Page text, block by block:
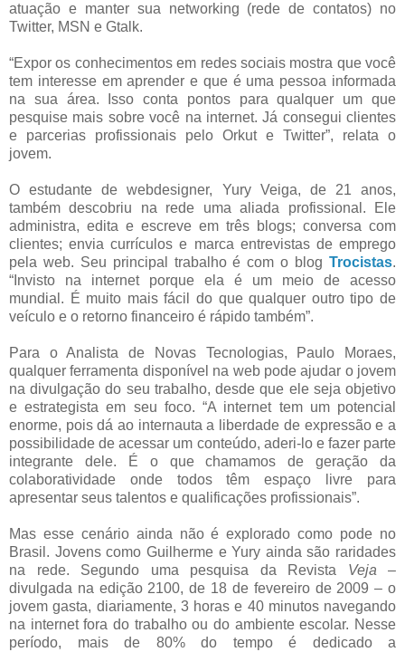
atuação e manter sua networking (rede de contatos) no
Twitter, MSN e Gtalk.
“Expor os conhecimentos em redes sociais mostra que você
tem interesse em aprender e que é uma pessoa informada
na sua área. Isso conta pontos para qualquer um que
pesquise mais sobre você na internet. Já consegui clientes
e parcerias profissionais pelo Orkut e Twitter”, relata o
jovem.
O estudante de webdesigner, Yury Veiga, de 21 anos,
também descobriu na rede uma aliada profissional. Ele
administra, edita e escreve em três blogs; conversa com
clientes; envia currículos e marca entrevistas de emprego
pela web. Seu principal trabalho é com o blog Trocistas.
“Invisto na internet porque ela é um meio de acesso
mundial. É muito mais fácil do que qualquer outro tipo de
veículo e o retorno financeiro é rápido também”.
Para o Analista de Novas Tecnologias, Paulo Moraes,
qualquer ferramenta disponível na web pode ajudar o jovem
na divulgação do seu trabalho, desde que ele seja objetivo
e estrategista em seu foco. “A internet tem um potencial
enorme, pois dá ao internauta a liberdade de expressão e a
possibilidade de acessar um conteúdo, aderi-lo e fazer parte
integrante dele. É o que chamamos de geração da
colaboratividade onde todos têm espaço livre para
apresentar seus talentos e qualificações profissionais”.
Mas esse cenário ainda não é explorado como pode no
Brasil. Jovens como Guilherme e Yury ainda são raridades
na rede. Segundo uma pesquisa da Revista Veja –
divulgada na edição 2100, de 18 de fevereiro de 2009 – o
jovem gasta, diariamente, 3 horas e 40 minutos navegando
na internet fora do trabalho ou do ambiente escolar. Nesse
período, mais de 80% do tempo é dedicado a